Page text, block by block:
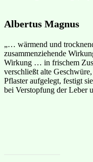
Albertus Magnus
„… wärmend und
zusammenziehende
Wirkung … in frischem
verschließt alte
Pflaster aufgelegt, festigt
bei Verstopfung der Leber